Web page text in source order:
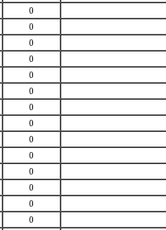
0
0
0
0
0
0
0
0
0
0
0
0
0
0